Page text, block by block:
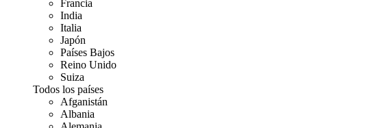
Francia
India
Italia
Japón
Países Bajos
Reino Unido
Suiza
Todos los países
Afganistán
Albania